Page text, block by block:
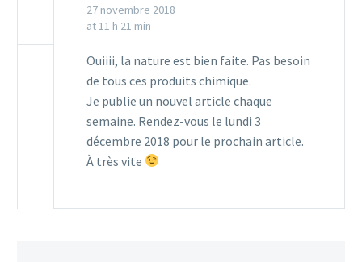
27 novembre 2018
at 11 h 21 min
Ouiiii, la nature est bien faite. Pas besoin
de tous ces produits chimique.
Je publie un nouvel article chaque
semaine. Rendez-vous le lundi 3
décembre 2018 pour le prochain article.
À très vite